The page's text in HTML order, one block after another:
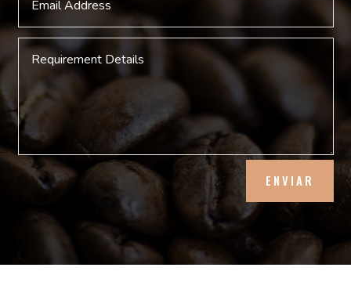
ENVIAR